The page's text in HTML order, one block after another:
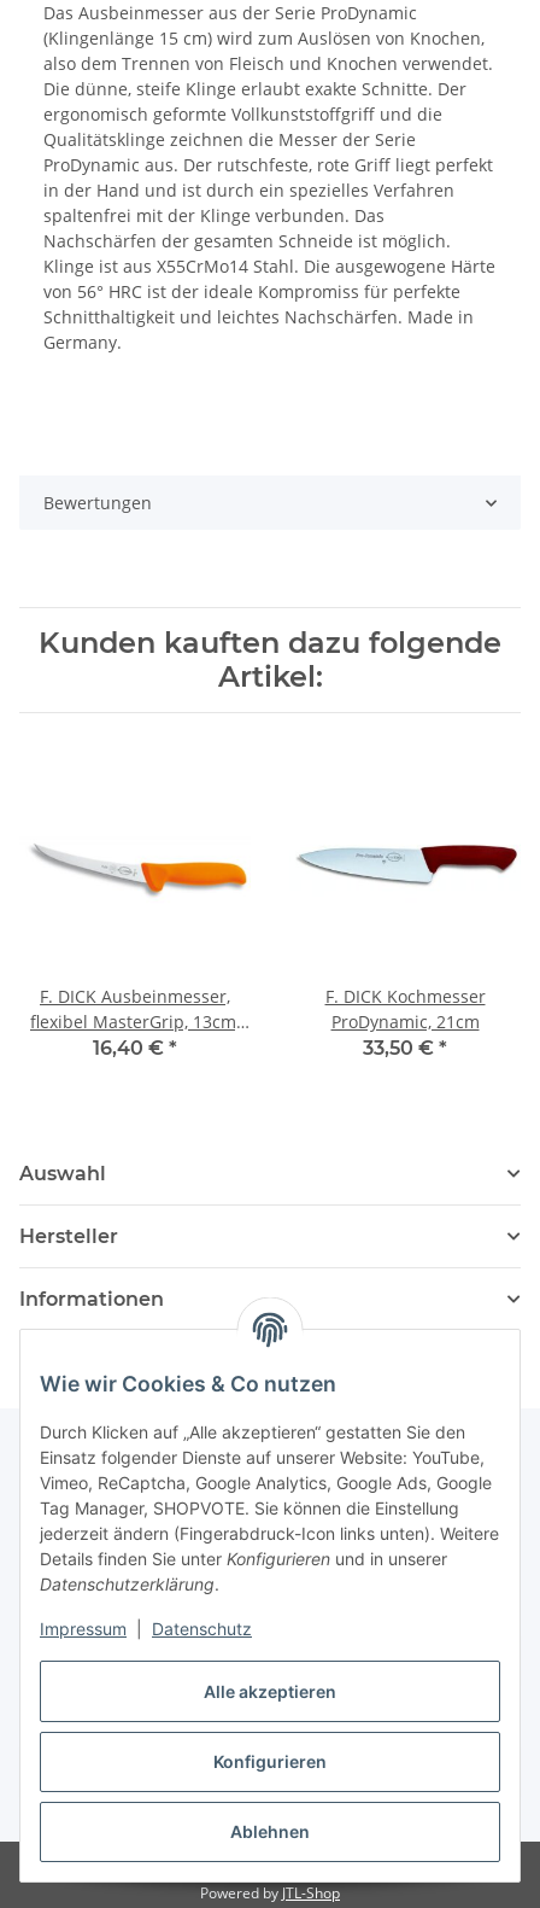
Alle akzeptieren
Konfigurieren
Ablehnen
Wie wir Cookies & Co nutzen
Durch Klicken auf „Alle akzeptieren“ gestatten Sie den
Einsatz folgender Dienste auf unserer Website: YouTube,
Vimeo, ReCaptcha, Google Analytics, Google Ads, Google
Tag Manager, SHOPVOTE. Sie können die Einstellung
jederzeit ändern (Fingerabdruck-Icon links unten). Weitere
Details finden Sie unter Konfigurieren und in unserer
Datenschutzerklärung.
Impressum Datenschutz
Das Ausbeinmesser aus der Serie ProDynamic
(Klingenlänge 15 cm) wird zum Auslösen von Knochen,
also dem Trennen von Fleisch und Knochen verwendet.
Die dünne, steife Klinge erlaubt exakte Schnitte. Der
ergonomisch geformte Vollkunststoffgriff und die
Qualitätsklinge zeichnen die Messer der Serie
ProDynamic aus. Der rutschfeste, rote Griff liegt perfekt
in der Hand und ist durch ein spezielles Verfahren
spaltenfrei mit der Klinge verbunden. Das
Nachschärfen der gesamten Schneide ist möglich.
Klinge ist aus X55CrMo14 Stahl. Die ausgewogene Härte
von 56° HRC ist der ideale Kompromiss für perfekte
Schnitthaltigkeit und leichtes Nachschärfen. Made in
Germany.
Bewertungen
Kunden kauften dazu folgende
Artikel:
F. DICK Ausbeinmesser,
flexibel MasterGrip, 13cm,
orange
16,40 € *
F. DICK Kochmesser
ProDynamic, 21cm
33,50 € *
Auswahl
Hersteller
Informationen
Newsletter Abonnieren
Bitte senden Sie mir entsprechend Ihrer
Datenschutzerklärungregelmäßig und jederzeit widerruflich
Informationen zu Ihrem Produktsortiment per E-Mail zu.
Abonnieren
Newsletter Abonnieren
Vertrag widerrufen
* Alle Preise inkl. gesetzlicher USt., zzgl.
Powered by JTL-Shop